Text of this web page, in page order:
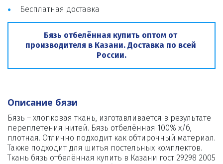
Бесплатная доставка
Бязь отбелённая купить оптом от
производителя в Казани. Доставка по всей
России.
Описание бязи
Бязь – хлопковая ткань, изготавливается в результате
переплетения нитей. Бязь отбелённая 100% х/б,
плотная. Отлично подходит как обтирочный материал.
Также подходит для шитья постельных комплектов.
Ткань бязь отбелённая купить в Казани гост 29298 2005